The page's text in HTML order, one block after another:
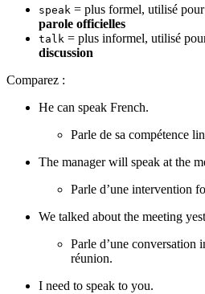
speak = plus formel, utilisé pour
parole officielles
talk = plus informel, utilisé
discussion
Comparez :
He can speak French.
Parle de sa compétence
The manager will speak at the
Parle d’une intervention
We talked about the meeting
Parle d’une conversation
réunion.
I need to speak to you.